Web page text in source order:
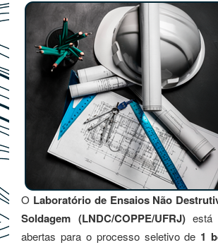
O Laboratório de Ensaios Não
Soldagem (LNDC/COPPE/UFRJ)está
abertas para o processo seletivo de 1